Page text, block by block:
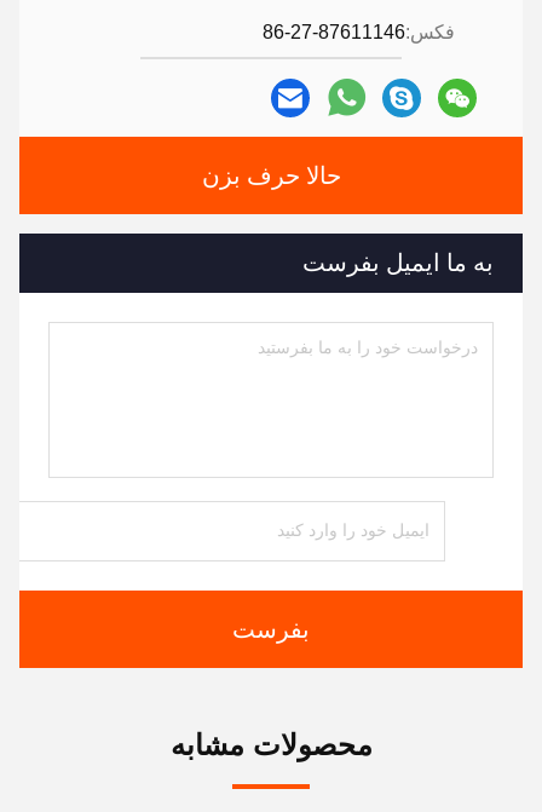
فکس:86-27-87611146
حالا حرف بزن
به ما ایمیل بفرست
بفرست
محصولات مشابه